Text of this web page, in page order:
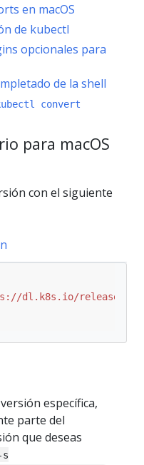
en macOS
de kubectl
opcionales para
de la shell
convert
para macOS
con el siguiente
dl.k8s.io/release/
específica,
parte del
que deseas